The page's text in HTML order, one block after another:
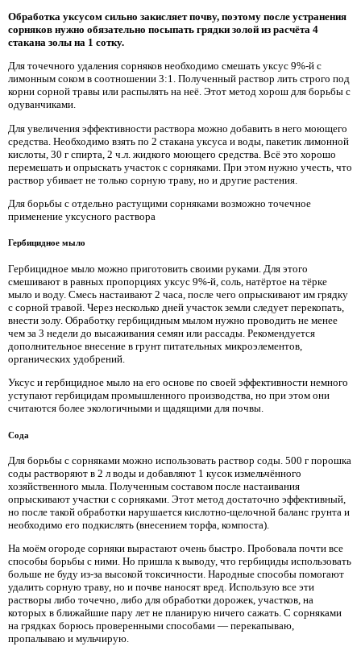
Обработка уксусом сильно закисляет почву, поэтому после устранения
сорняков нужно обязательно посыпать грядки золой из расчёта 4
стакана золы на 1 сотку.
Для точечного удаления сорняков необходимо смешать уксус 9%-й с
лимонным соком в соотношении 3:1. Полученный раствор лить строго под
корни сорной травы или распылять на неё. Этот метод хорош для борьбы с
одуванчиками.
Для увеличения эффективности раствора можно добавить в него моющего
средства. Необходимо взять по 2 стакана уксуса и воды, пакетик лимонной
кислоты, 30 г спирта, 2 ч.л. жидкого моющего средства. Всё это хорошо
перемешать и опрыскать участок с сорняками. При этом нужно учесть, что
раствор убивает не только сорную траву, но и другие растения.
Для борьбы с отдельно растущими сорняками возможно точечное
применение уксусного раствора
Гербицидное мыло
Гербицидное мыло можно приготовить своими руками. Для этого
смешивают в равных пропорциях уксус 9%-й, соль, натёртое на тёрке
мыло и воду. Смесь настаивают 2 часа, после чего опрыскивают им грядку
с сорной травой. Через несколько дней участок земли следует перекопать,
внести золу. Обработку гербицидным мылом нужно проводить не менее
чем за 3 недели до высаживания семян или рассады. Рекомендуется
дополнительное внесение в грунт питательных микроэлементов,
органических удобрений.
Уксус и гербицидное мыло на его основе по своей эффективности немного
уступают гербицидам промышленного производства, но при этом они
считаются более экологичными и щадящими для почвы.
Сода
Для борьбы с сорняками можно использовать раствор соды. 500 г порошка
соды растворяют в 2 л воды и добавляют 1 кусок измельчённого
хозяйственного мыла. Полученным составом после настаивания
опрыскивают участки с сорняками. Этот метод достаточно эффективный,
но после такой обработки нарушается кислотно-щелочной баланс грунта и
необходимо его подкислять (внесением торфа, компоста).
На моём огороде сорняки вырастают очень быстро. Пробовала почти все
способы борьбы с ними. Но пришла к выводу, что гербициды использовать
больше не буду из-за высокой токсичности. Народные способы помогают
удалить сорную траву, но и почве наносят вред. Использую все эти
растворы либо точечно, либо для обработки дорожек, участков, на
которых в ближайшие пару лет не планирую ничего сажать. С сорняками
на грядках борюсь проверенными способами — перекапываю,
пропалываю и мульчирую.